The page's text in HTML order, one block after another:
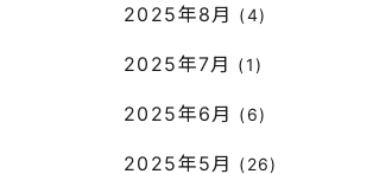
2025年8月 (4)
2025年7月 (1)
2025年6月 (6)
2025年5月 (26)